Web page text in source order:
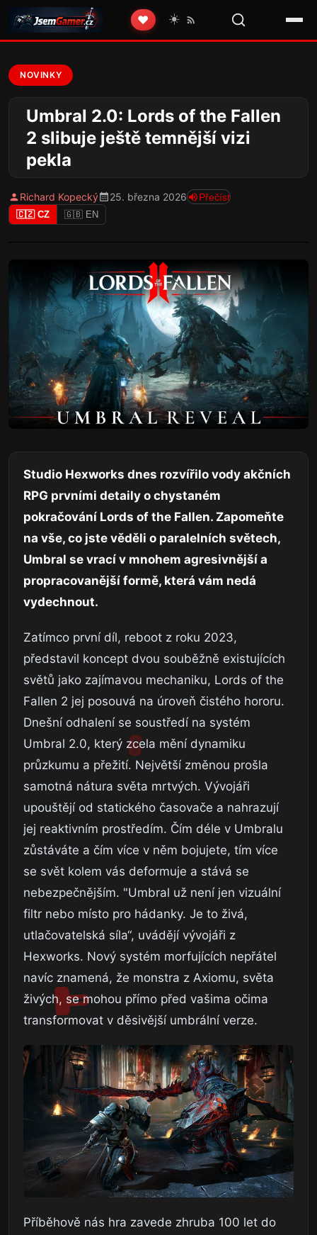
❤️ ☀️
NOVINKY
Umbral 2.0: Lords of the Fallen
2 slibuje ještě temnější vizi
pekla
Richard Kopecký 25. března 2026 Přečíst
🇨🇿 CZ 🇬🇧 EN
Studio Hexworks dnes rozvířilo vody akčních
RPG prvními detaily o chystaném
pokračování Lords of the Fallen. Zapomeňte
na vše, co jste věděli o paralelních světech,
Umbral se vrací v mnohem agresivnější a
propracovanější formě, která vám nedá
vydechnout.
Zatímco první díl, reboot z roku 2023,
představil koncept dvou souběžně existujících
světů jako zajímavou mechaniku, Lords of the
Fallen 2 jej posouvá na úroveň čistého hororu.
Dnešní odhalení se soustředí na systém
Umbral 2.0, který zcela mění dynamiku
průzkumu a přežití. Největší změnou prošla
samotná nátura světa mrtvých. Vývojáři
upouštějí od statického časovače a nahrazují
jej reaktivním prostředím. Čím déle v Umbralu
zůstáváte a čím více v něm bojujete, tím více
se svět kolem vás deformuje a stává se
nebezpečnějším. "Umbral už není jen vizuální
filtr nebo místo pro hádanky. Je to živá,
utlačovatelská síla“, uvádějí vývojáři z
Hexworks. Nový systém morfujících nepřátel
navíc znamená, že monstra z Axiomu, světa
živých, se mohou přímo před vašima očima
transformovat v děsivější umbrální verze.
Příběhově nás hra zavede zhruba 100 let do